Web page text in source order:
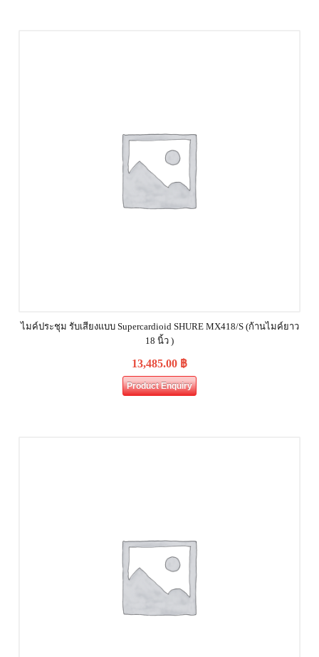
ไมค์ประชุม รับเสียงแบบ Supercardioid SHURE MX418/S (ก้านไมค์ยาว
18 นิ้ว )
13,485.00 ฿
Product Enquiry